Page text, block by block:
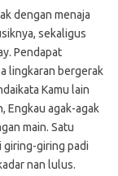
dengan menaja
sekaligus
Pendapat
lingkaran bergerak
Kamu lain
Engkau agak-agak
main. Satu
giring-giring padi
nan lulus.